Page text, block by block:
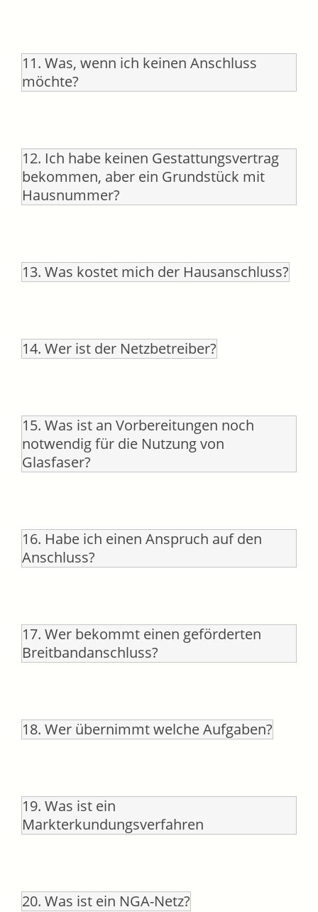
11. Was, wenn ich keinen Anschluss
möchte?
12. Ich habe keinen Gestattungsvertrag
bekommen, aber ein Grundstück mit
Hausnummer?
13. Was kostet mich der Hausanschluss?
14. Wer ist der Netzbetreiber?
15. Was ist an Vorbereitungen noch
notwendig für die Nutzung von
Glasfaser?
16. Habe ich einen Anspruch auf den
Anschluss?
17. Wer bekommt einen geförderten
Breitbandanschluss?
18. Wer übernimmt welche Aufgaben?
19. Was ist ein
Markterkundungsverfahren
20. Was ist ein NGA-Netz?